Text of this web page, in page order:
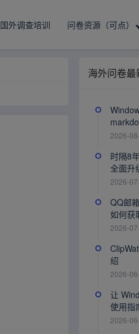
国外调查培训 问卷资源（可点）
海外问卷最
2026-
时隔8
全面升
2026-
QQ邮
如何获
2026-
绍
2026-
让
使用指
2026-